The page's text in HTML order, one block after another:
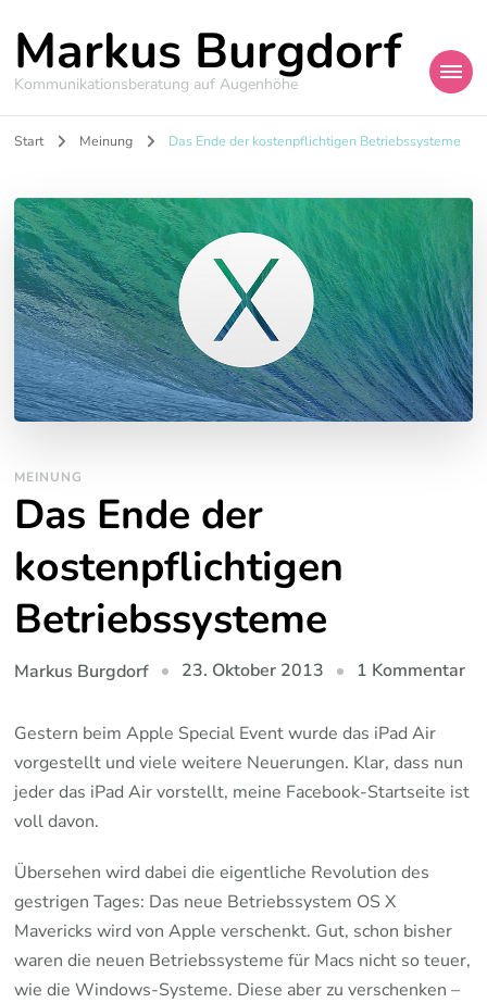
Markus Burgdorf
Kommunikationsberatung auf Augenhöhe
Start Meinung Das Ende der kostenpflichtigen Betriebssysteme
MEINUNG
Das Ende der
kostenpflichtigen
Betriebssysteme
Markus Burgdorf 23. Oktober 2013 1 Kommentarzu
Gestern beim Apple Special Event wurde das iPad Air
vorgestellt und viele weitere Neuerungen. Klar, dass nun
jeder das iPad Air vorstellt, meine Facebook-Startseite ist
voll davon.
Übersehen wird dabei die eigentliche Revolution des
gestrigen Tages: Das neue Betriebssystem OS X
Mavericks wird von Apple verschenkt. Gut, schon bisher
waren die neuen Betriebssysteme für Macs nicht so teuer,
wie die Windows-Systeme. Diese aber zu verschenken –